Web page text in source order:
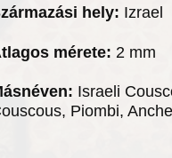
hely: Izrael
mérete: 2 mm
Israeli
Piombi,